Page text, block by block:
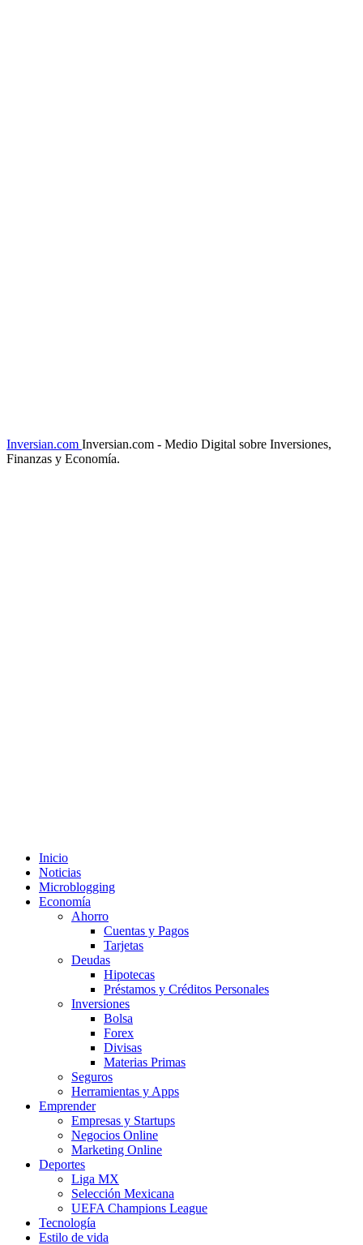
Inversian.com Inversian.com - Medio Digital sobre Inversiones,
Finanzas y Economía.
Inicio
Noticias
Microblogging
Economía
Ahorro
Cuentas y Pagos
Tarjetas
Deudas
Hipotecas
Préstamos y Créditos Personales
Inversiones
Bolsa
Forex
Divisas
Materias Primas
Seguros
Herramientas y Apps
Emprender
Empresas y Startups
Negocios Online
Marketing Online
Deportes
Liga MX
Selección Mexicana
UEFA Champions League
Tecnología
Estilo de vida